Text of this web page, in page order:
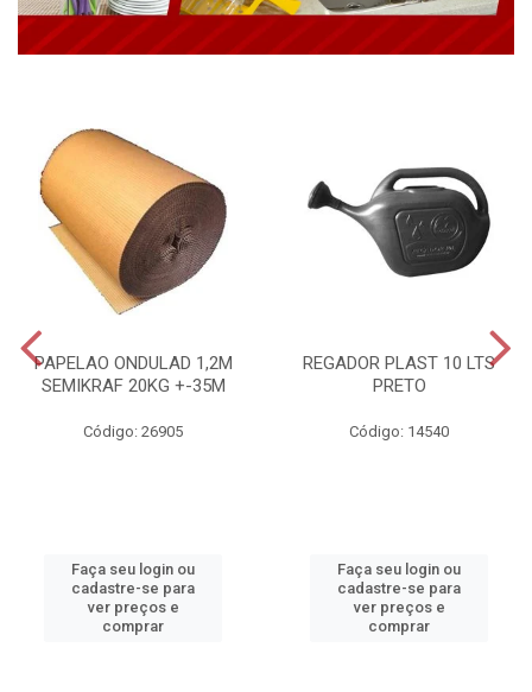
PAPELAO ONDULAD 1,2M
SEMIKRAF 20KG +-35M
Código: 26905
Faça seu login ou
cadastre-se para
ver preços e
comprar
REGADOR PLAST 10 LTS
PRETO
Código: 14540
Faça seu login ou
cadastre-se para
ver preços e
comprar